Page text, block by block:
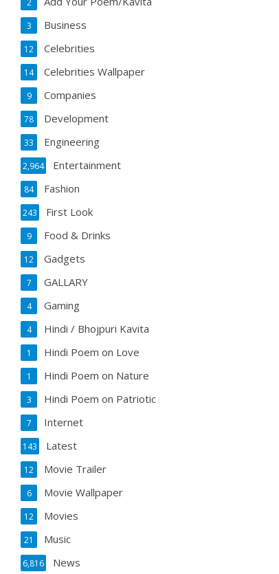
2
Business
3
Celebrities
12
Celebrities Wallpaper
14
Companies
9
Development
78
Engineering
33
Entertainment
2,964
Fashion
84
First Look
243
Food & Drinks
9
Gadgets
12
GALLARY
7
Gaming
4
Hindi / Bhojpuri Kavita
4
Hindi Poem on Love
1
Hindi Poem on Nature
1
Hindi Poem on Patriotic
3
Internet
7
Latest
143
Movie Trailer
12
Movie Wallpaper
6
Movies
12
Music
21
News
6,816